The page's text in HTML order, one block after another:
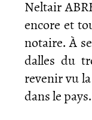
Neltair
encore et
notaire. À
dalles du
revenir vu
dans le pays.